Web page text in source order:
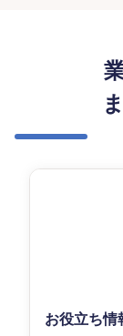
お役立ち情